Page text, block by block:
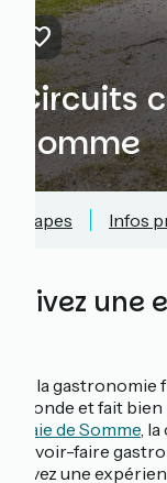
Circuits
Somme
Étapes Infos
Vivez
Si la
monde et fait
Baie de Somme,
savoir-faire
vivez une